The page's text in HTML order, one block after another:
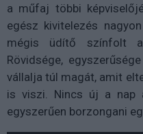
a műfaj többi
egész kivitelezés
mégis üdítő színfolt
Rövidsége,
vállalja túl magát, amit
is viszi. Nincs új a nap
egyszerűen borzongani